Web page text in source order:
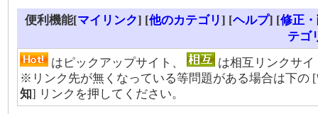
便利機能[マイリンク] [他のカテゴリ] [ヘルプ] [修正
テゴ
はピックアップサイト、
は相互リンクサイ
※リンク先が無くなっている等問題がある場合は下の [
知] リンクを押してください。